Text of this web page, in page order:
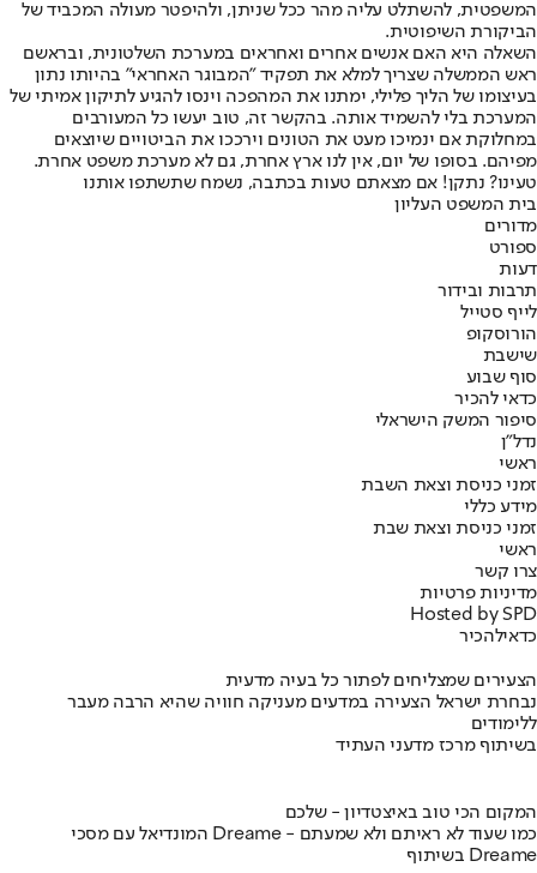
המשפטית, להשתלט עליה מהר ככל שניתן, ולהיפטר מעולה המכביד של
הביקורת השיפוטית.
השאלה היא האם אנשים אחרים ואחראים במערכת השלטונית, ובראשם
ראש הממשלה שצריך למלא את תפקיד "המבוגר האחראי" בהיותו נתון
בעיצומו של הליך פלילי, ימתנו את המהפכה וינסו להגיע לתיקון אמיתי של
המערכת בלי להשמיד אותה. בהקשר זה, טוב יעשו כל המעורבים
במחלוקת אם ינמיכו מעט את הטונים וירככו את הביטויים שיוצאים
מפיהם. בסופו של יום, אין לנו ארץ אחרת, גם לא מערכת משפט אחרת.
טעינו? נתקן! אם מצאתם טעות בכתבה, נשמח שתשתפו אותנו
בית המשפט העליון
מדורים
ספורט
דעות
תרבות ובידור
לייף סטייל
הורוסקופ
שישבת
סוף שבוע
כדאי להכיר
סיפור המשק הישראלי
נדל"ן
ראשי
זמני כניסת וצאת השבת
מידע כללי
זמני כניסת וצאת שבת
ראשי
צרו קשר
מדיניות פרטיות
Hosted by SPD
כדאילהכיר
הצעירים שמצליחים לפתור כל בעיה מדעית
נבחרת ישראל הצעירה במדעים מעניקה חוויה שהיא הרבה מעבר
ללימודים
בשיתוף מרכז מדעני העתיד
המקום הכי טוב באיצטדיון - שלכם
המונדיאל עם מסכי Dreame - כמו שעוד לא ראיתם ולא שמעתם
בשיתוף Dreame